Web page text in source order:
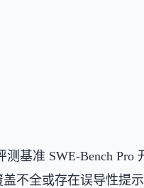
测基准 SWE-Bench
不全或存在误导性提示